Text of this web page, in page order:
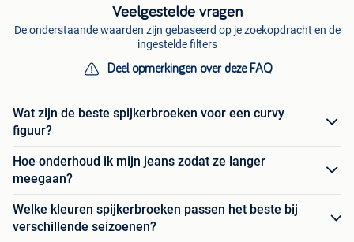
Veelgestelde vragen
De onderstaande waarden zijn gebaseerd op je zoekopdracht en de
ingestelde filters
Deel opmerkingen over deze FAQ
Wat zijn de beste spijkerbroeken voor een curvy
figuur?
Hoe onderhoud ik mijn jeans zodat ze langer
meegaan?
Welke kleuren spijkerbroeken passen het beste bij
verschillende seizoenen?